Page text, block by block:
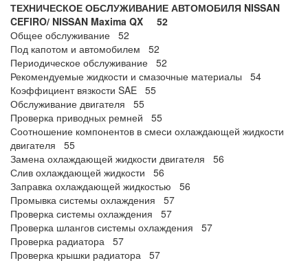
ТЕХНИЧЕСКОЕ ОБСЛУЖИВАНИЕ АВТОМОБИЛЯ NISSAN
CEFIRO/ NISSAN Maxima QX 52
Общее обслуживание 52
Под капотом и автомобилем 52
Периодическое обслуживание 52
Рекомендуемые жидкости и смазочные материалы 54
Коэффициент вязкости SAE 55
Обслуживание двигателя 55
Проверка приводных ремней 55
Соотношение компонентов в смеси охлаждающей жидкости
двигателя 55
Замена охлаждающей жидкости двигателя 56
Слив охлаждающей жидкости 56
Заправка охлаждающей жидкостью 56
Промывка системы охлаждения 57
Проверка системы охлаждения 57
Проверка шлангов системы охлаждения 57
Проверка радиатора 57
Проверка крышки радиатора 57